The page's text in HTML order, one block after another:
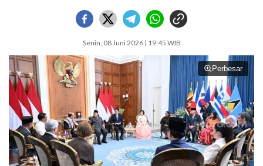
Senin, 08 Juni 2026 | 19:45 WIB
Perbesar